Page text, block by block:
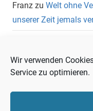
Wir verwenden
Service zu optimieren.
Franz zu Welt ohne
unserer Zeit jemals
Wahnsinn unserer